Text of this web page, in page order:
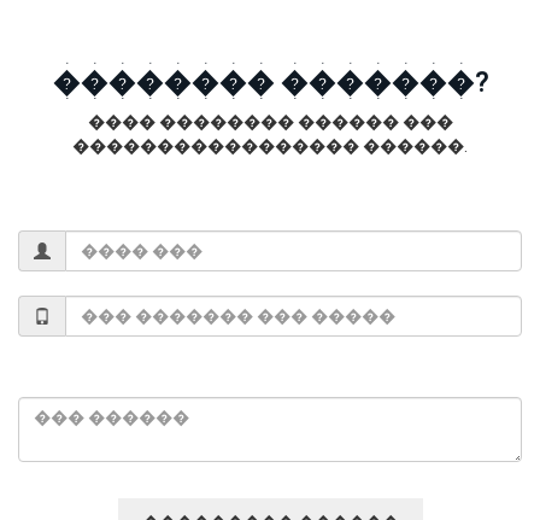
�������� �������?
���� �������� ������ ���
����������������� ������.